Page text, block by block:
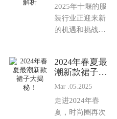
2025年十堰的服
装行业正迎来新
的机遇和挑战，
到商机，打造成
功的服装生意...
2024年春夏最
潮新款裙子大
揭秘！
Mar .05.2025
走进2024年春
夏，时尚圈再次